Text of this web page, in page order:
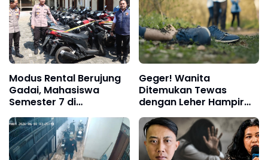
Modus Rental Berujung
Gadai, Mahasiswa
Semester 7 di
Semarang Diduga
Gelapkan 40 Motor
Geger! Wanita
Ditemukan Tewas
dengan Leher Hampir
Putus di Banjar, Polisi
Buru Pelaku